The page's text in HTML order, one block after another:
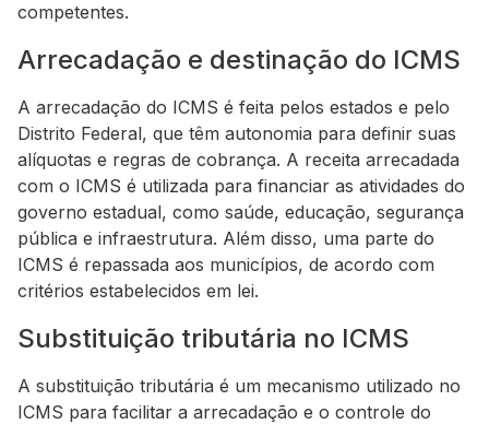
competentes.
Arrecadação e destinação do ICMS
A arrecadação do ICMS é feita pelos estados e pelo
Distrito Federal, que têm autonomia para definir suas
alíquotas e regras de cobrança. A receita arrecadada
com o ICMS é utilizada para financiar as atividades do
governo estadual, como saúde, educação, segurança
pública e infraestrutura. Além disso, uma parte do
ICMS é repassada aos municípios, de acordo com
critérios estabelecidos em lei.
Substituição tributária no ICMS
A substituição tributária é um mecanismo utilizado no
ICMS para facilitar a arrecadação e o controle do